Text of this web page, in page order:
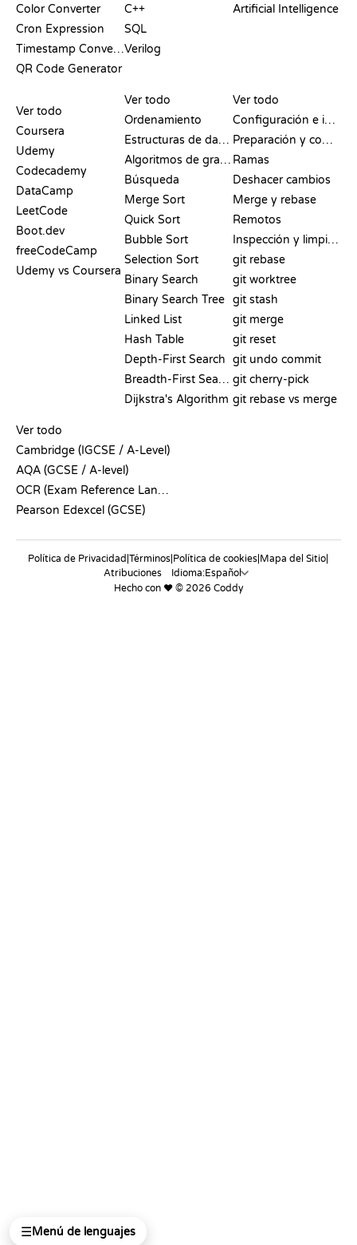
☰Menú de lenguajes
Color Converter
Cron Expression
Timestamp Converter
QR Code Generator
C++
SQL
Verilog
Artificial Intelligence
Ver todo
Coursera
Udemy
Codecademy
DataCamp
LeetCode
Boot.dev
freeCodeCamp
Udemy vs Coursera
Ver todo
Ordenamiento
Estructuras de datos
Algoritmos de grafos
Búsqueda
Merge Sort
Quick Sort
Bubble Sort
Selection Sort
Binary Search
Binary Search Tree
Linked List
Hash Table
Depth-First Search
Breadth-First Search
Dijkstra's Algorithm
Ver todo
Configuración e inicio
Preparación y commit
Ramas
Deshacer cambios
Merge y rebase
Remotos
Inspección y limpieza
git rebase
git worktree
git stash
git merge
git reset
git undo commit
git cherry-pick
git rebase vs merge
Ver todo
Cambridge (IGCSE / A-Level)
AQA (GCSE / A-level)
OCR (Exam Reference Language)
Pearson Edexcel (GCSE)
Política de Privacidad |Términos Política de cookies Mapa del Sitio
Atribuciones
Idioma:
Hecho con ❤️ © 2026 Coddy